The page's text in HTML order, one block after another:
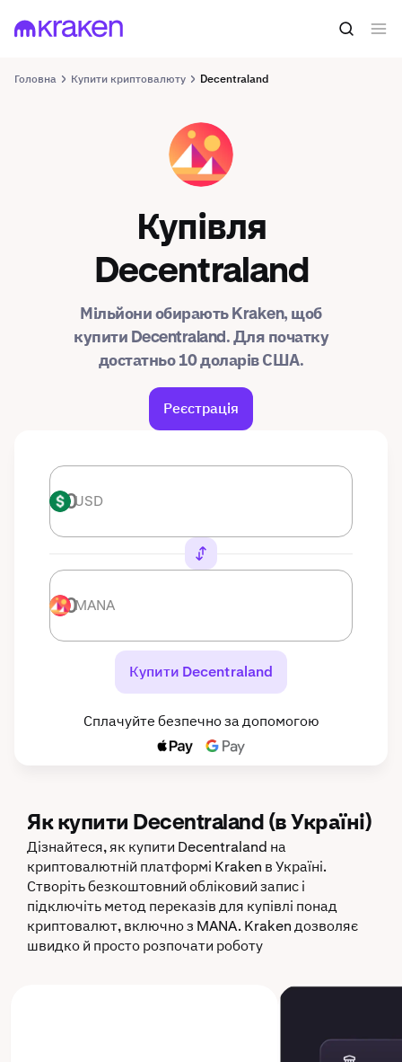
Головна Купити криптовалюту Decentraland
MANA
Купівля
Decentraland
Мільйони обирають Kraken, щоб
купити Decentraland. Для початку
достатньо 10 доларів США.
Реєстрація
USD USD
MANA MANA
Купити Decentraland
Сплачуйте безпечно за допомогою
Як купити Decentraland (в Україні)
Дізнайтеся, як купити Decentraland на
криптовалютній платформі Kraken в Україні.
Створіть безкоштовний обліковий запис і
підключіть метод переказів для купівлі понад
криптовалют, включно з MANA. Kraken дозволяє
швидко й просто розпочати роботу